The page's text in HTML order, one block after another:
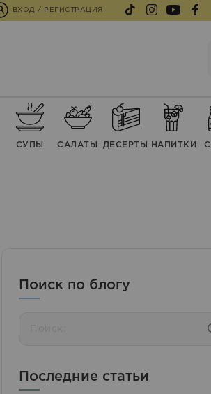
ВХОД / РЕГИСТРАЦИЯ
СУПЫ CАЛАТЫ ДЕСЕРТЫ НАПИТКИ
Поиск по блогу
Последние статьи